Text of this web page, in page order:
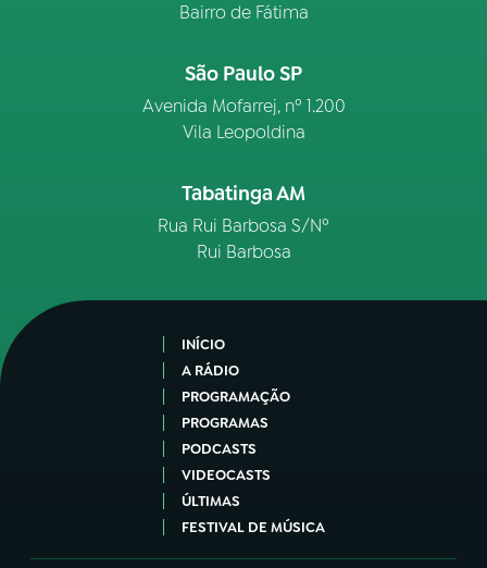
Bairro de Fátima
São Paulo SP
Avenida Mofarrej, nº 1.200
Vila Leopoldina
Tabatinga AM
Rua Rui Barbosa S/Nº
Rui Barbosa
INÍCIO
A RÁDIO
PROGRAMAÇÃO
PROGRAMAS
PODCASTS
VIDEOCASTS
ÚLTIMAS
FESTIVAL DE MÚSICA